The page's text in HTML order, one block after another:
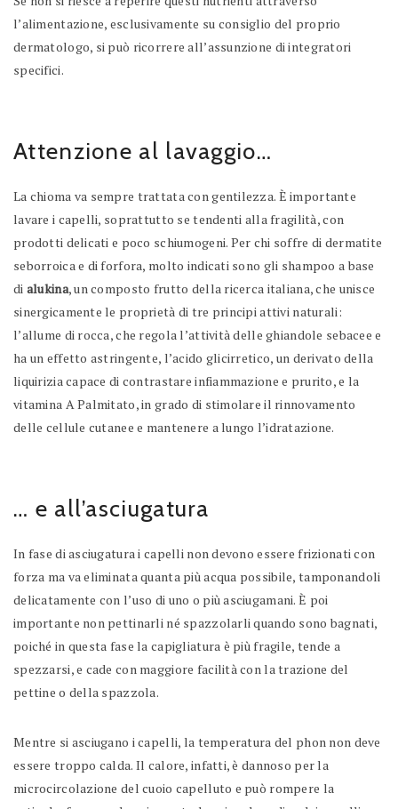
l’alimentazione, esclusivamente su consiglio del proprio
dermatologo, si può ricorrere all’assunzione di integratori
specifici.
Attenzione al lavaggio…
La chioma va sempre trattata con gentilezza. È importante
lavare i capelli, soprattutto se tendenti alla fragilità, con
prodotti delicati e poco schiumogeni. Per chi soffre di dermatite
seborroica e di forfora, molto indicati sono gli shampoo a base
di alukina, un composto frutto della ricerca italiana, che unisce
sinergicamente le proprietà di tre principi attivi naturali:
l’allume di rocca, che regola l’attività delle ghiandole sebacee e
ha un effetto astringente, l’acido glicirretico, un derivato della
liquirizia capace di contrastare infiammazione e prurito, e la
vitamina A Palmitato, in grado di stimolare il rinnovamento
delle cellule cutanee e mantenere a lungo l’idratazione.
… e all’asciugatura
In fase di asciugatura i capelli non devono essere frizionati con
forza ma va eliminata quanta più acqua possibile, tamponandoli
delicatamente con l’uso di uno o più asciugamani. È poi
importante non pettinarli né spazzolarli quando sono bagnati,
poiché in questa fase la capigliatura è più fragile, tende a
spezzarsi, e cade con maggiore facilità con la trazione del
pettine o della spazzola.
Mentre si asciugano i capelli, la temperatura del phon non deve
essere troppo calda. Il calore, infatti, è dannoso per la
microcircolazione del cuoio capelluto e può rompere la